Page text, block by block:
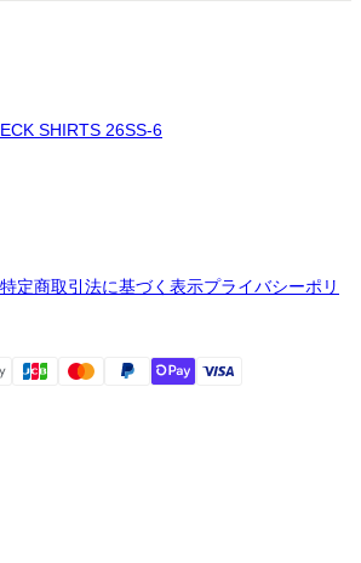
SHIRTS 26SS-6
特定商取引法に基づく表示プライバシーポリ